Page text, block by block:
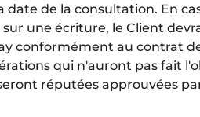
date de la consultation. En
une écriture, le Client
conformément au contrat
qui n'auront pas fait
réputées approuvées